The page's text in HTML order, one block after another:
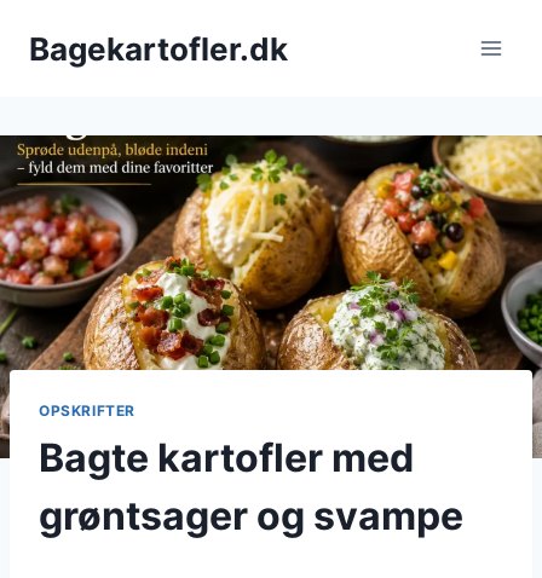
Bagekartofler.dk
OPSKRIFTER
Bagte kartofler med
grøntsager og svampe